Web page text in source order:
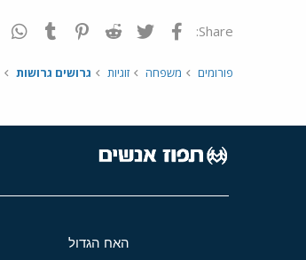
Share: פייסבוק Twitter
Reddit
Pinterest
Tumblr
פורומים משפחה זוגיות גרושים גרושות
האח הגדול